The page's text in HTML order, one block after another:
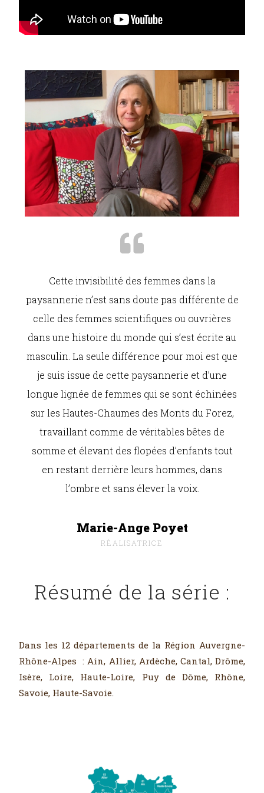
Cette invisibilité des femmes dans la
paysannerie n’est sans doute pas différente de
celle des femmes scientifiques ou ouvrières
dans une histoire du monde qui s’est écrite au
masculin. La seule différence pour moi est que
je suis issue de cette paysannerie et d’une
longue lignée de femmes qui se sont échinées
sur les Hautes-Chaumes des Monts du Forez,
travaillant comme de véritables bêtes de
somme et élevant des flopées d’enfants tout
en restant derrière leurs hommes, dans
l’ombre et sans élever la voix.
Marie-Ange Poyet
RÉALISATRICE
Résumé de la série :
Dans les 12 départements de la Région Auvergne-
Rhône-Alpes : Ain, Allier, Ardèche, Cantal, Drôme,
Isère, Loire, Haute-Loire, Puy de Dôme, Rhône,
Savoie, Haute-Savoie.